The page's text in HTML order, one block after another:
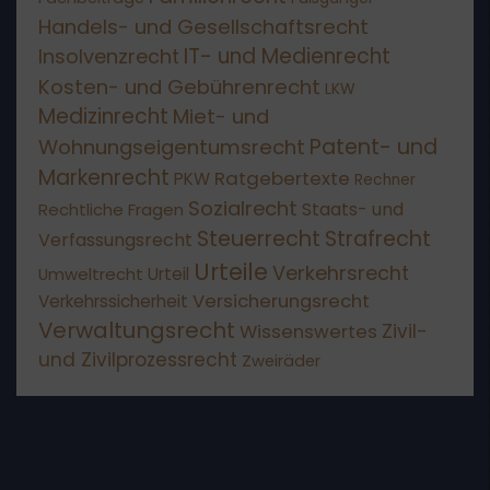
Handels- und Gesellschaftsrecht
Insolvenzrecht IT- und Medienrecht
Kosten- und Gebührenrecht LKW
Medizinrecht Miet- und
Wohnungseigentumsrecht Patent- und
Markenrecht PKW Ratgebertexte Rechner
Rechtliche Fragen Sozialrecht Staats- und
Verfassungsrecht Steuerrecht Strafrecht
Umweltrecht Urteil Urteile Verkehrsrecht
Verkehrssicherheit Versicherungsrecht
Verwaltungsrecht Wissenswertes Zivil-
und Zivilprozessrecht Zweiräder